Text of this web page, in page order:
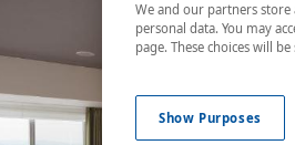
We and our partners store
personal data. You may
page. These choices will
Show Purposes